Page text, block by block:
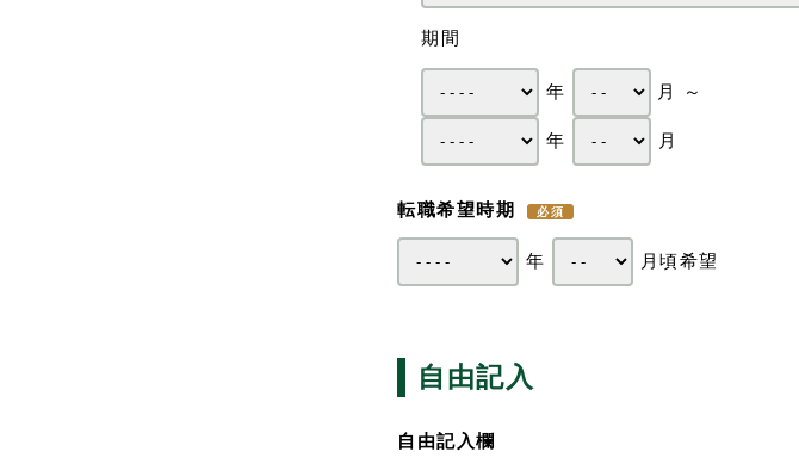
期間
転職希望時期
自由記入
自由記入欄